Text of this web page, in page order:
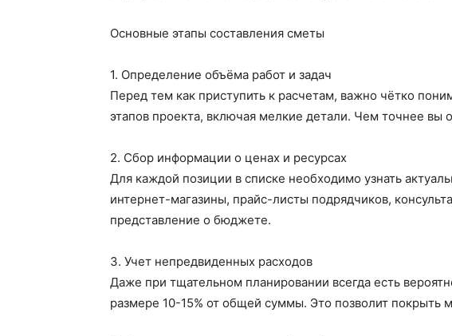
Основные этапы составления сметы
1. Определение объёма работ и задач
Перед тем как приступить к расчетам, важно чётко
этапов проекта, включая мелкие детали. Чем точнее вы
2. Сбор информации о ценах и ресурсах
Для каждой позиции в списке необходимо узнать
интернет-магазины, прайс-листы подрядчиков,
представление о бюджете.
3. Учет непредвиденных расходов
Даже при тщательном планировании всегда есть
размере 10-15% от общей суммы. Это позволит